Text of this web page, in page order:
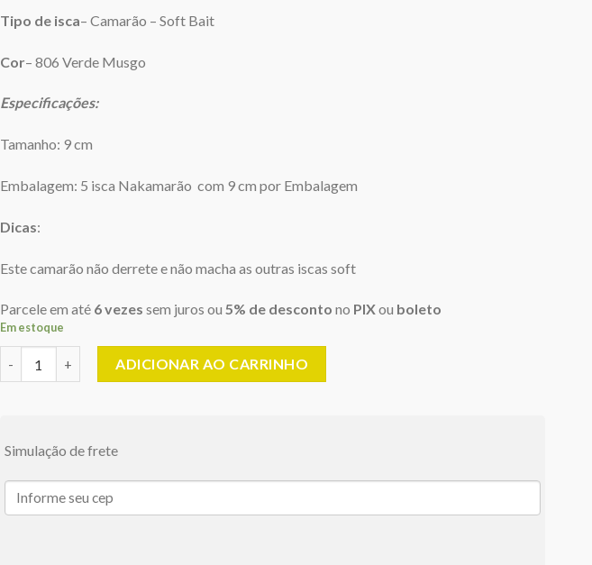
Tipo de isca– Camarão – Soft Bait
Cor– 806 Verde Musgo
Especificações:
Tamanho: 9 cm
Embalagem: 5 isca Nakamarão com 9 cm por Embalagem
Dicas:
Este camarão não derrete e não macha as outras iscas soft
Parcele em até 6 vezes sem juros ou 5% de desconto no PIXou boleto
Em estoque
ADICIONAR AO CARRINHO
Simulação de frete